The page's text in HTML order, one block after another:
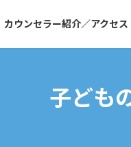
カウンセラー紹介／アクセス
子ども